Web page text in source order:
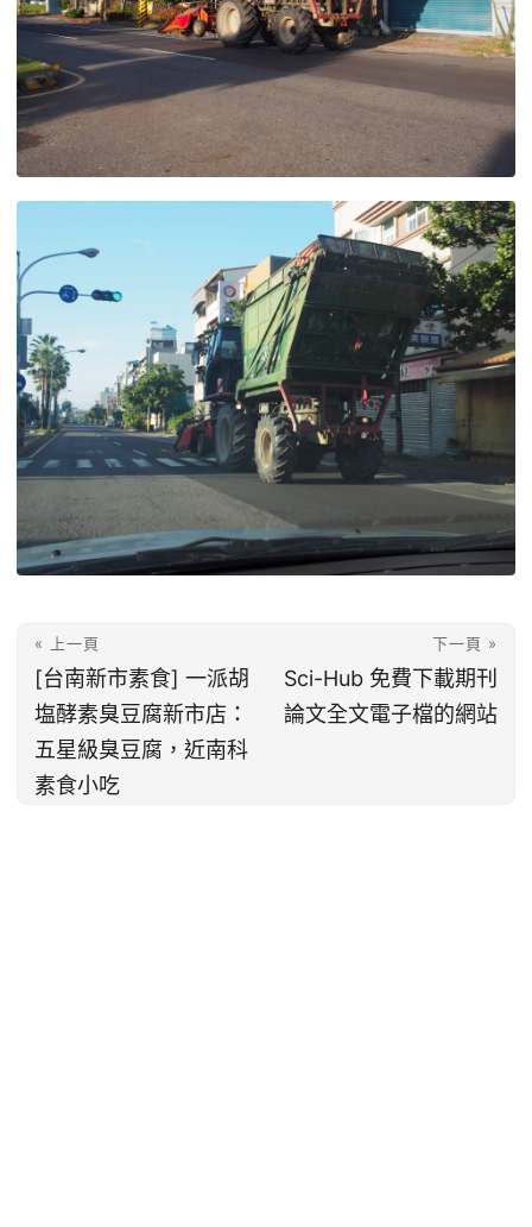
« 上一頁
[台南新市素食] 一派胡
塩酵素臭豆腐新市店：
五星級臭豆腐，近南科
素食小吃
下一頁 »
Sci-Hub 免費下載期刊
論文全文電子檔的網站